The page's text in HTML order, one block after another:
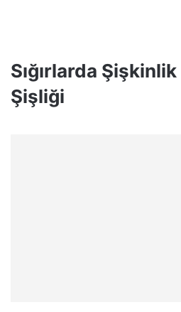
Sığırlarda Şişkinlik
Şişliği